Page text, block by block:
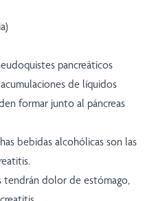
pancreáticos
de líquidos
formar junto al páncreas
bebidas alcohólicas son las
tendrán dolor de estómago,